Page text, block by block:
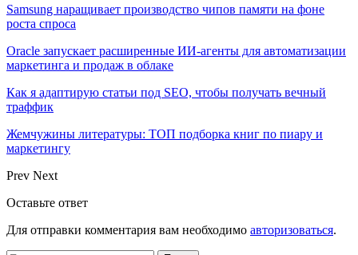
Samsung наращивает производство чипов памяти на фоне
роста спроса
Oracle запускает расширенные ИИ‑агенты для автоматизации
маркетинга и продаж в облаке
Как я адаптирую статьи под SEO, чтобы получать вечный
траффик
Жемчужины литературы: ТОП подборка книг по пиару и
маркетингу
Prev Next
Оставьте ответ
Для отправки комментария вам необходимо авторизоваться.